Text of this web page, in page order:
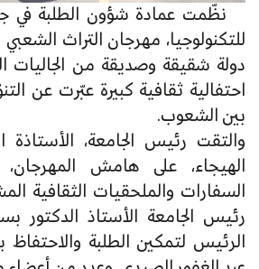
نظّمت عمادة شؤون الطلبة في
دولة شقيقة وصديقة من الجاليات
احتفالية ثقافية كبيرة عبّرت عن
بين الشعوب.
والتقت رئيس الجامعة، الأستاذة
الهيجاء، على هامش
السفارات والملحقيات الثقافية
رئيس الجامعة الأستاذ الدكتور
الرئيس لتمكين الطلبة والاحتفاظ